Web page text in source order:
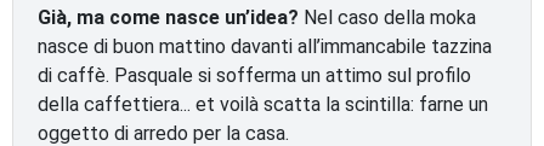
Già, ma come nasce un’idea? Nel caso della moka
nasce di buon mattino davanti all’immancabile tazzina
di caffè. Pasquale si sofferma un attimo sul profilo
della caffettiera... et voilà scatta la scintilla: farne un
oggetto di arredo per la casa.